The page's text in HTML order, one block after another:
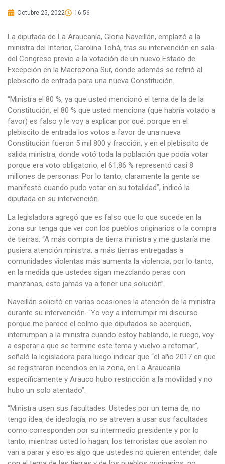
Octubre 25, 2022 16:56
La diputada de La Araucanía, Gloria Naveillán, emplazó a la
ministra del Interior, Carolina Tohá, tras su intervención en sala
del Congreso previo a la votación de un nuevo Estado de
Excepción en la Macrozona Sur, donde además se refirió al
plebiscito de entrada para una nueva Constitución.
“Ministra el 80 %, ya que usted mencionó el tema de la de la
Constitución, el 80 % que usted menciona (que habría votado a
favor) es falso y le voy a explicar por qué: porque en el
plebiscito de entrada los votos a favor de una nueva
Constitución fueron 5 mil 800 y fracción, y en el plebiscito de
salida ministra, donde votó toda la población que podía votar
porque era voto obligatorio, el 61,86 % representó casi 8
millones de personas. Por lo tanto, claramente la gente se
manifestó cuando pudo votar en su totalidad”, indicó la
diputada en su intervención.
La legisladora agregó que es falso que lo que sucede en la
zona sur tenga que ver con los pueblos originarios o la compra
de tierras. “A más compra de tierra ministra y me gustaría me
pusiera atención ministra, a más tierras entregadas a
comunidades violentas más aumenta la violencia, por lo tanto,
en la medida que ustedes sigan mezclando peras con
manzanas, esto jamás va a tener una solución”.
Naveillán solicitó en varias ocasiones la atención de la ministra
durante su intervención. “Yo voy a interrumpir mi discurso
porque me parece el colmo que diputados se acerquen,
interrumpan a la ministra cuando estoy hablando, le ruego, voy
a esperar a que se termine este tema y vuelvo a retomar”,
señaló la legisladora para luego indicar que “el año 2017 en que
se registraron incendios en la zona, en La Araucanía
específicamente y Arauco hubo restricción a la movilidad y no
hubo un solo atentado”.
“Ministra usen sus facultades. Ustedes por un tema de, no
tengo idea, de ideología, no se atreven a usar sus facultades
como corresponden por su intermedio presidente y por lo
tanto, mientras usted lo hagan, los terroristas que asolan no
van a parar y eso es algo que ustedes no quieren entender, dale